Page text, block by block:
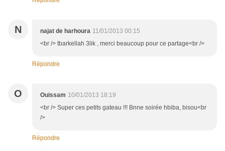
N najat de harhoura 11/01/2013 00:15
<br /> tbarkellah 3lik , merci beaucoup pour ce partage<br />
Répondre
O Ouissam 10/01/2013 18:19
<br /> Super ces petits gateau !!! Bnne soirée hbiba, bisou<br
/>
Répondre